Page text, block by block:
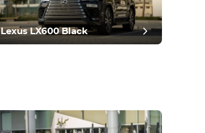
Lexus LX600 Black